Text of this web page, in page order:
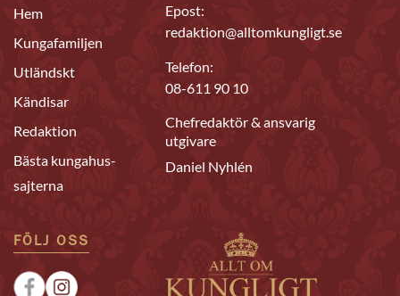
Hem
Kungafamiljen
Utländskt
Kändisar
Redaktion
Bästa kungahus-
sajterna
Epost:
redaktion@alltomkungligt.se
Telefon:
08-611 90 10
Chefredaktör & ansvarig
utgivare
Daniel Nyhlén
FÖLJ OSS